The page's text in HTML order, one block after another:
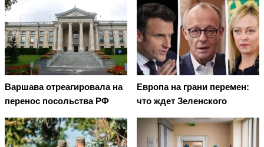
Варшава отреагировала на
перенос посольства РФ
Европа на грани перемен:
что ждет Зеленского